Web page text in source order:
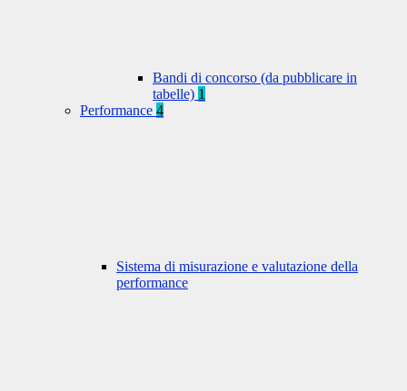
Bandi di concorso (da pubblicare in
tabelle) 1
Performance 4
Sistema di misurazione e valutazione della
performance